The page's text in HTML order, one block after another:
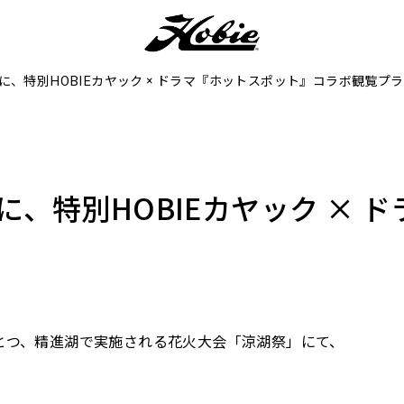
、特別HOBIEカヤック × ドラマ『ホットスポット』コラボ観覧プ
、特別HOBIEカヤック ×
、精進湖で実施される花火大会「涼湖祭」にて、